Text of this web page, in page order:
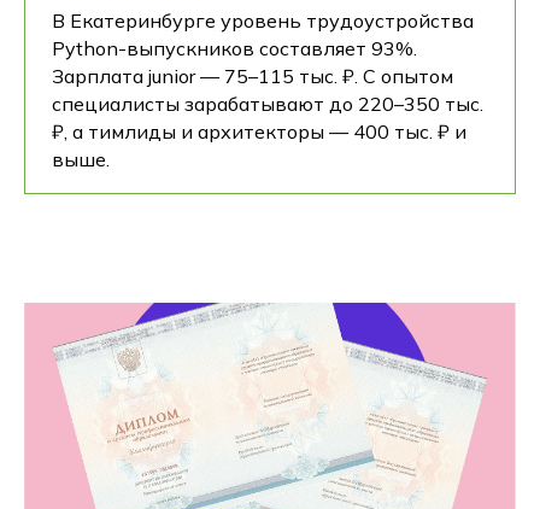
В Екатеринбурге уровень трудоустройства
Python-выпускников составляет 93%.
Зарплата junior — 75–115 тыс. ₽. С опытом
специалисты зарабатывают до 220–350 тыс.
₽, а тимлиды и архитекторы — 400 тыс. ₽ и
выше.